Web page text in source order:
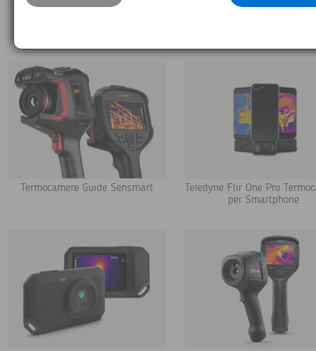
Termocamere Guide Sensmart
Teledyne Flir One Pro
per Smartphone